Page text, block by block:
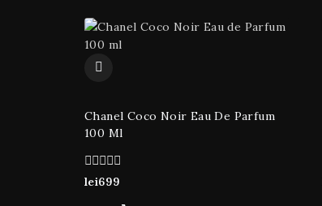
Chanel Coco Noir Eau De Parfum
100 Ml
0
lei699